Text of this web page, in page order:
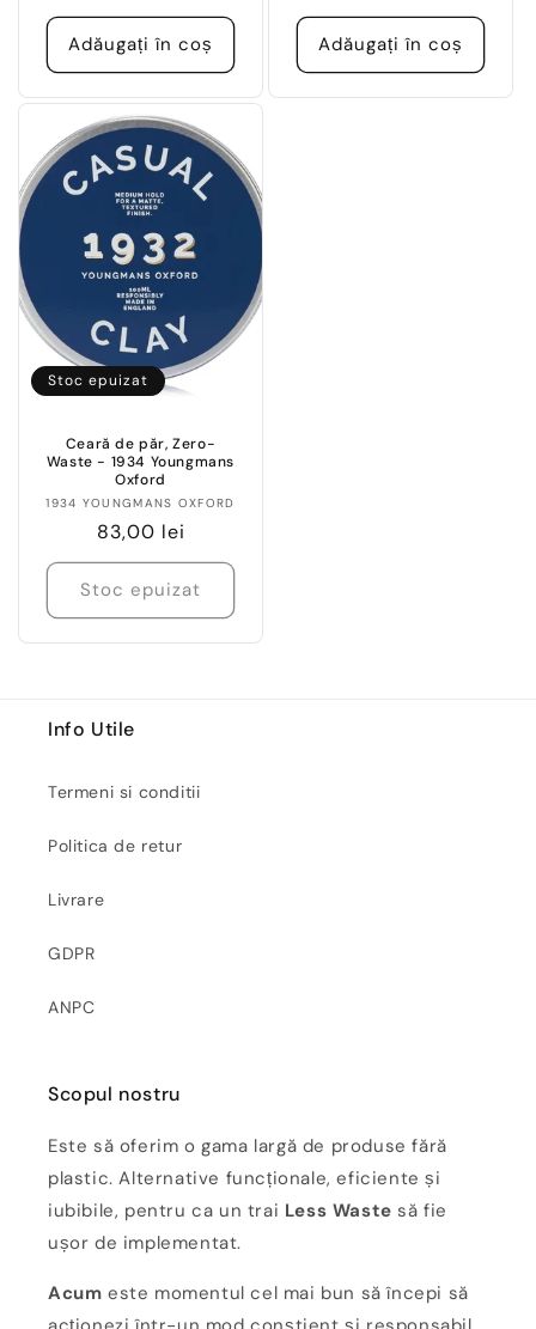
obișnuit redus
Adăugați în coș
obișnuit
redus
Adăugați în coș
Stoc epuizat
Ceară de păr, Zero-
Waste - 1934 Youngmans
Oxford
Vânzător:
1934 YOUNGMANS OXFORD
Preț
obișnuit
83,00 lei
Stoc epuizat
Info Utile
Termeni si conditii
Politica de retur
Livrare
GDPR
ANPC
Scopul nostru
Este să oferim o gama largă de produse fără
plastic. Alternative funcționale, eficiente și
iubibile, pentru ca un trai Less Waste să fie
ușor de implementat.
Acum este momentul cel mai bun să începi să